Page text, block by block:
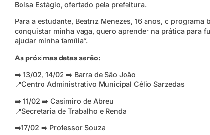
Bolsa Estágio, ofertado pela prefeitura.
Para a estudante, Beatriz Menezes, 16 anos, o
conquistar minha vaga, quero aprender na prática para
ajudar minha família”.
As próximas datas serão:
➡️ 13/02, 14/02 ➡️ Barra de São João
📍Centro Administrativo Municipal Célio Sarzedas
➡️ 11/02 ➡️ Casimiro de Abreu
📍Secretaria de Trabalho e Renda
➡️17/02 ➡️ Professor Souza